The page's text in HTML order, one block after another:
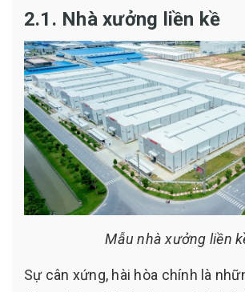
2.1. Nhà xưởng liền kề
Mẫu nhà xưởng liền
Sự cân xứng, hài hòa chính là